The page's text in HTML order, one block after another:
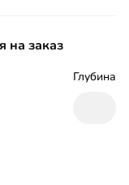
на заказ
Глубина